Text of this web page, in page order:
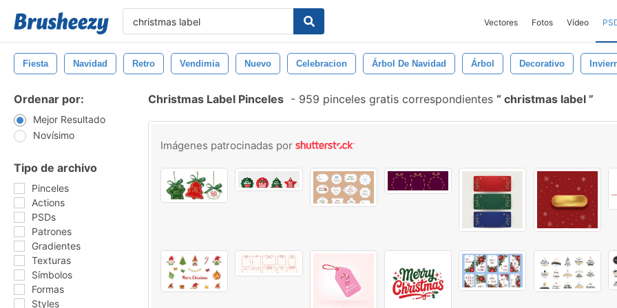
Vectores Fotos Vídeo
Fiesta Navidad Retro Vendimia Nuevo Celebracion Árbol De Navidad Árbol Decorativo
Ordenar por:
Mejor Resultado
Novísimo
Tipo de archivo
Pinceles
Actions
PSDs
Patrones
Gradientes
Texturas
Símbolos
Formas
Styles
Christmas Label Pinceles - 959 pinceles gratis correspondientes christmas label
Imágenes patrocinadas por